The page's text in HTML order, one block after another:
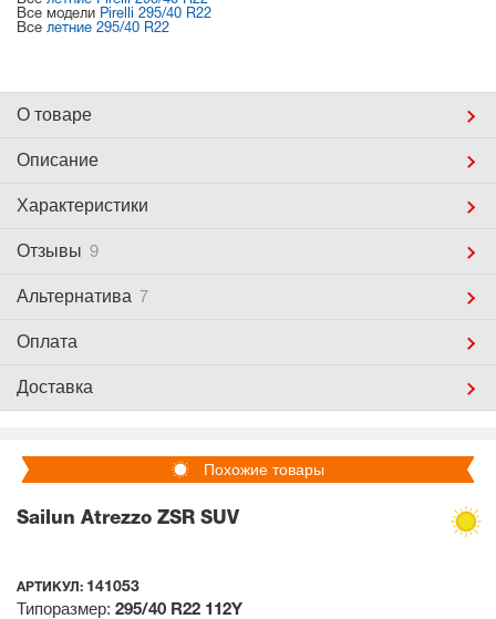
Все модели Pirelli 295/40 R22
Все летние 295/40 R22
О товаре
Описание
Характеристики
Отзывы 9
Альтернатива 7
Оплата
Доставка
Похожие товары
Sailun Atrezzo ZSR SUV
АРТИКУЛ: 141053
Типоразмер: 295/40 R22 112Y